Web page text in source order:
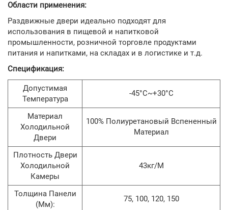
Области применения:
Раздвижные двери идеально подходят для
использования в пищевой и напитковой
промышленности, розничной торговле продуктами
питания и напитками, на складах и в логистике и т.д.
Спецификация:
Допустимая
Температура
-45°C~+30°C
Материал
Холодильной
Двери
100% Полиуретановый Вспененный
Материал
Плотность Двери
Холодильной
Камеры
43кг/м
Толщина Панели
(мм):
75, 100, 120, 150